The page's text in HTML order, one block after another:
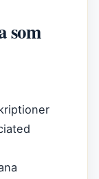
som